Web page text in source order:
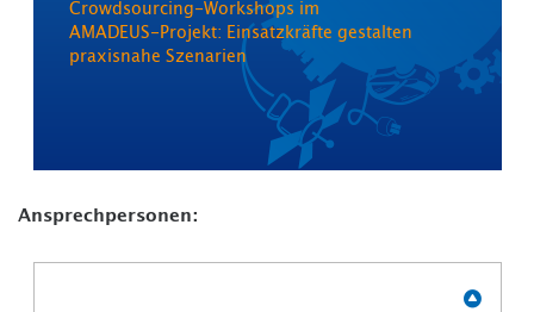
Crowdsourcing‑Workshops im
AMADEUS‑Projekt: Einsatzkräfte gestalten
praxisnahe Szenarien
Ansprechpersonen: